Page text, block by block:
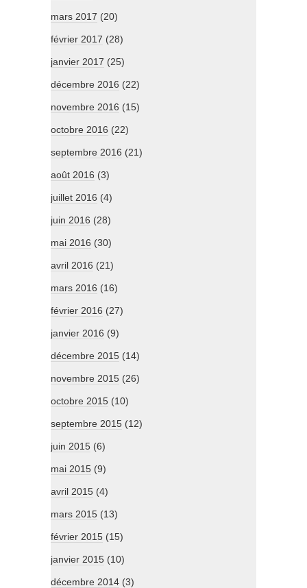
mars 2017 (20)
février 2017 (28)
janvier 2017 (25)
décembre 2016 (22)
novembre 2016 (15)
octobre 2016 (22)
septembre 2016 (21)
août 2016 (3)
juillet 2016 (4)
juin 2016 (28)
mai 2016 (30)
avril 2016 (21)
mars 2016 (16)
février 2016 (27)
janvier 2016 (9)
décembre 2015 (14)
novembre 2015 (26)
octobre 2015 (10)
septembre 2015 (12)
juin 2015 (6)
mai 2015 (9)
avril 2015 (4)
mars 2015 (13)
février 2015 (15)
janvier 2015 (10)
décembre 2014 (3)